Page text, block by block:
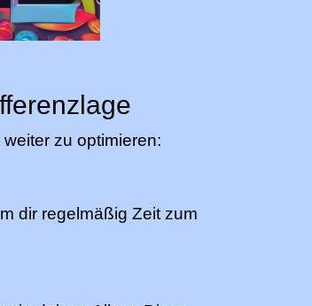
zu optimieren:
dir regelmäßig Zeit zum